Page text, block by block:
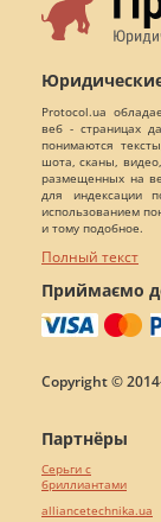
Protocol.ua
веб - страницах
понимаются
шота, сканы,
размещенных на
для индексации
использованием
и тому подобное.
Полный текст
Приймаємо
Copyright ©
Партнёры
Серьги с
бриллиантами
alliancetechnika.ua